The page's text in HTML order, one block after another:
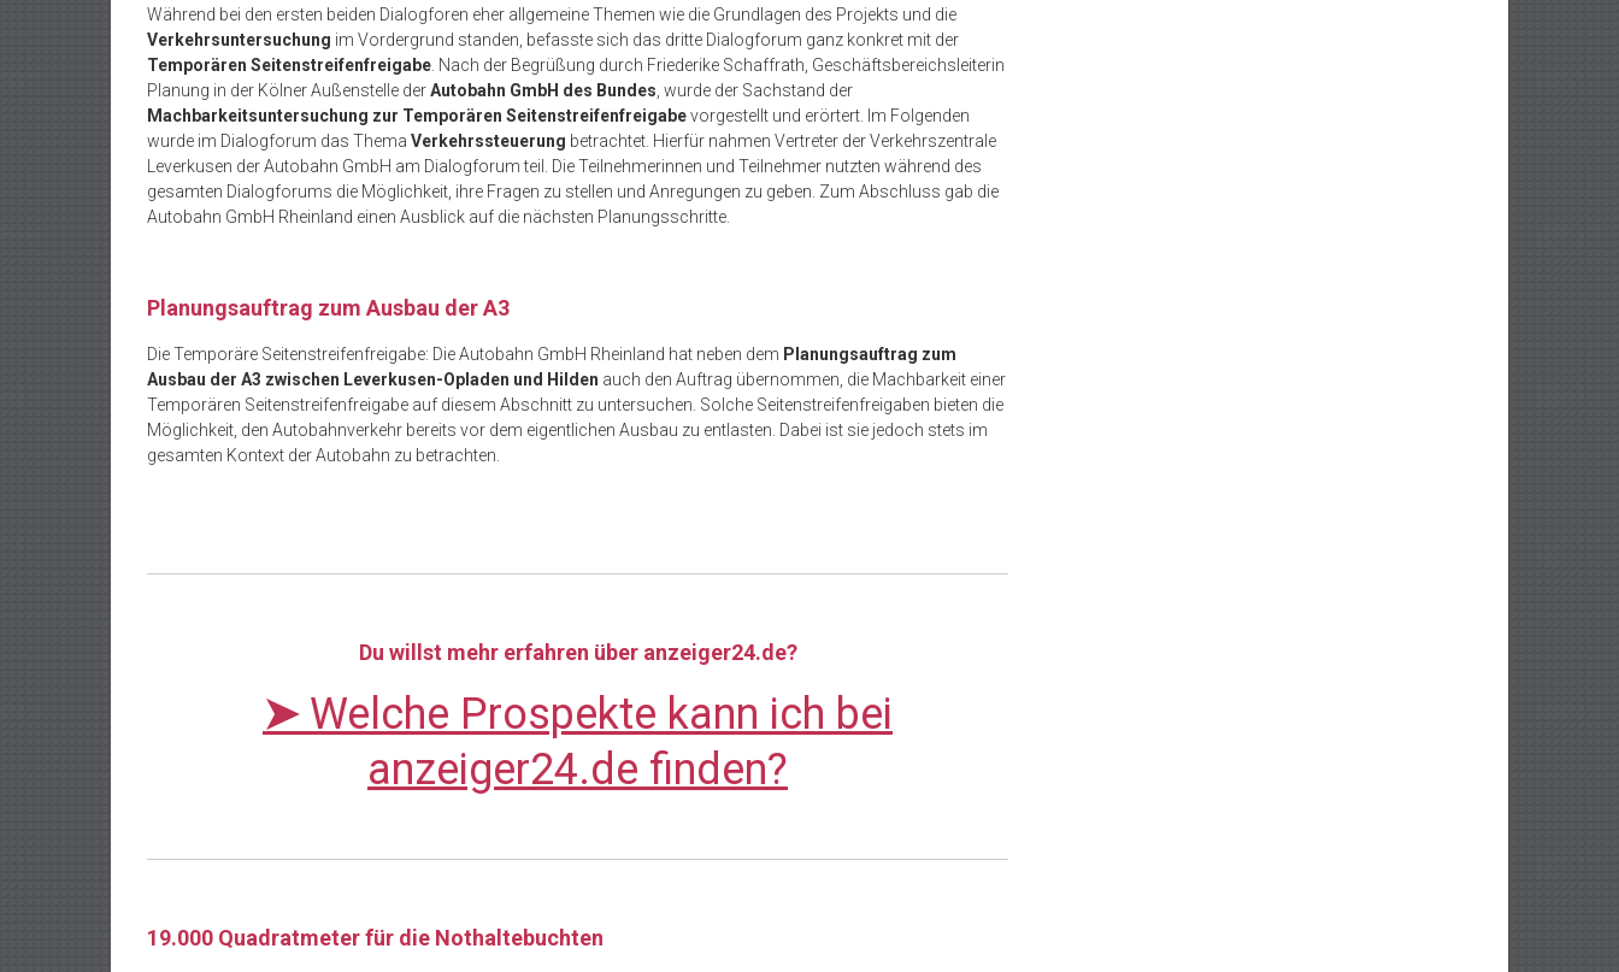
Während bei den ersten beiden Dialogforen eher allgemeine Themen wie die Grundlagen des Projekts und die
Verkehrsuntersuchung im Vordergrund standen, befasste sich das dritte Dialogforum ganz konkret mit der
Temporären Seitenstreifenfreigabe . Nach der Begrüßung durch Friederike Schaffrath, Geschäftsbereichsleiterin
Planung in der Kölner Außenstelle derAutobahn GmbH des Bundes , wurde der Sachstand der
Machbarkeitsuntersuchung zur Temporären Seitenstreifenfreigabevorgestellt und erörtert. Im Folgenden
wurde im Dialogforum das Thema Verkehrssteuerung betrachtet. Hierfür nahmen Vertreter der Verkehrszentrale
Leverkusen der Autobahn GmbH am Dialogforum teil. Die Teilnehmerinnen und Teilnehmer nutzten während des
gesamten Dialogforums die Möglichkeit, ihre Fragen zu stellen und Anregungen zu geben. Zum Abschluss gab die
Autobahn GmbH Rheinland einen Ausblick auf die nächsten Planungsschritte.
Planungsauftrag zum Ausbau der A3
Die Temporäre Seitenstreifenfreigabe: Die Autobahn GmbH Rheinland hat neben dem Planungsauftrag zum
Ausbau der A3 zwischen Leverkusen-Opladen und Hilden auch den Auftrag übernommen, die Machbarkeit einer
Temporären Seitenstreifenfreigabe auf diesem Abschnitt zu untersuchen. Solche Seitenstreifenfreigaben bieten die
Möglichkeit, den Autobahnverkehr bereits vor dem eigentlichen Ausbau zu entlasten. Dabei ist sie jedoch stets im
gesamten Kontext der Autobahn zu betrachten.
Du willst mehr erfahren über anzeiger24.de?
➤ Welche Prospekte kann ich bei
anzeiger24.de finden?
19.000 Quadratmeter für die Nothaltebuchten